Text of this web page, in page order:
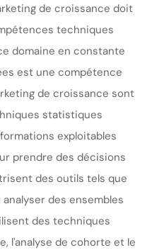
de croissance doit
techniques
domaine en constante
est une compétence
de croissance sont
statistiques
exploitables
prendre des décisions
des outils tels que
des ensembles
des techniques
l'analyse de cohorte et le